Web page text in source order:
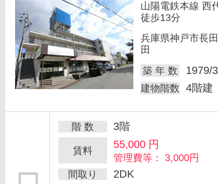
山陽電鉄本線 西
徒歩13分
兵庫県神戸市長
田
築 年 数
1979/
建物階数 4階建
階 数 3階
賃料 55,000 円
管理費等： 3,000円
間取り
2DK